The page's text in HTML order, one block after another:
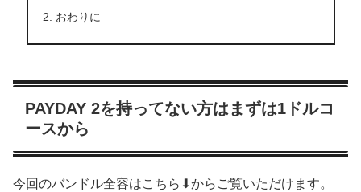
おわりに
PAYDAY 2を持ってない方はまずは1ドルコ
ースから
今回のバンドル全容はこちら⬇からご覧いただけます。